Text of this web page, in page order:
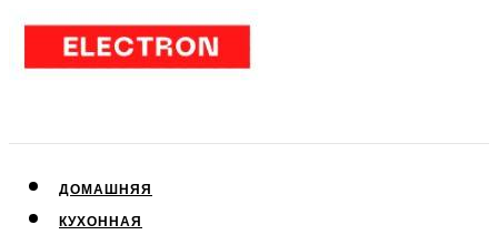
ДОМАШНЯЯ
КУХОННАЯ